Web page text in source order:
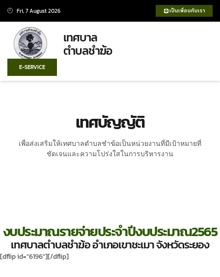
Fri, 7 August 2026 เป็นเพื่อนกับเรา
เทศบาล
ตำบลชำฆ้อ
E-SERVICE
เทศบัญญัติ
เพื่อส่งเสริมให้เทศบาลตําบลชําฆ้อเป็นหน่วยงานที่มีเป้าหมายที่
ชัดเจนและความโปร่งใสในการบริหารงาน
งบประมาณรายจ่ายประจำปีงบประมาณ2565
เทศบาลตำบลชำฆ้อ อำเภอเขาชะเมา จังหวัดระยอง
[dflip id="6196"][/dflip]